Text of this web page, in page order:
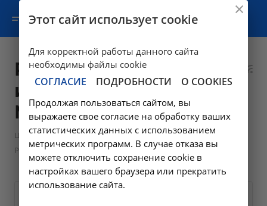
Рентгенологические
исследования в
Москве
Цены в Москве —
Рентгенологические исследования в Москве
Этот сайт использует cookie
Для корректной работы данного сайта
необходимы файлы cookie
СОГЛАСИЕ ПОДРОБНОСТИ О COOKIES
Продолжая пользоваться сайтом, вы
выражаете свое согласие на обработку ваших
статистических данных с использованием
метрических программ. В случае отказа вы
можете отключить сохранение cookie в
настройках вашего браузера или прекратить
использование сайта.